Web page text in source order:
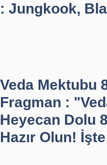
: Jungkook,
Veda Mektubu
Fragman :
Heyecan Dolu
Hazır Olun!